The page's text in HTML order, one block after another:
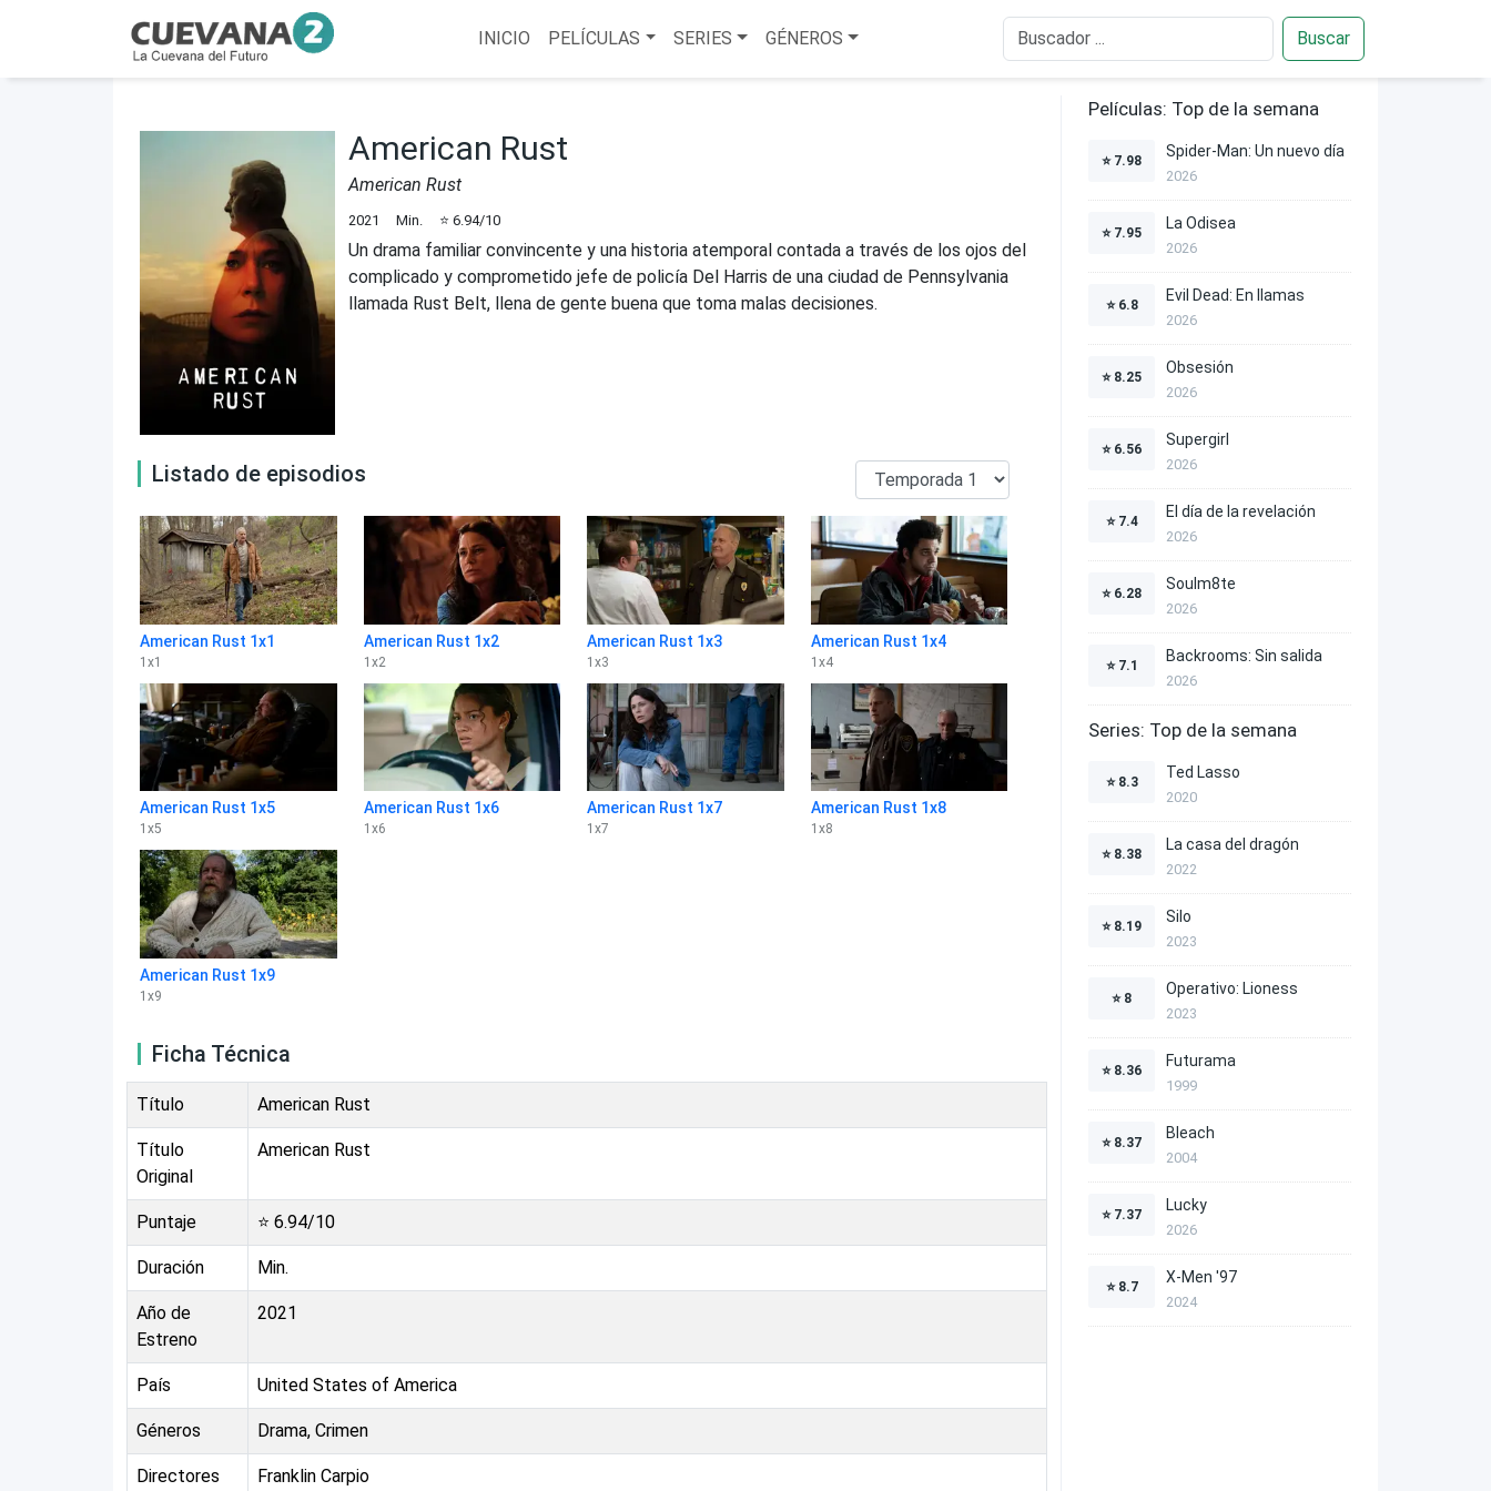
INICIO PELÍCULAS SERIES GÉNEROS Buscar
American Rust
American Rust
2021 Min. ⭐ 6.94/10
Un drama familiar convincente y una historia atemporal contada a través de los ojos del
complicado y comprometido jefe de policía Del Harris de una ciudad de Pennsylvania
llamada Rust Belt, llena de gente buena que toma malas decisiones.
Listado de episodios
American Rust 1x1
1 x1
American Rust 1x2
1 x2
American Rust 1x3
1 x3
American Rust 1x4
1 x4
American Rust 1x5
1 x5
American Rust 1x6
1 x6
American Rust 1x7
1 x7
American Rust 1x8
1 x8
American Rust 1x9
1 x9
Ficha Técnica
Título American Rust
Título
Original
American Rust
Puntaje ⭐ 6.94/10
Duración Min.
Año de
Estreno
2021
País United States of America
Géneros Drama, Crimen
Directores Franklin Carpio
Películas: Top de la semana
⭐ 7.98
Spider-Man: Un nuevo día
2026
⭐ 7.95
La Odisea
2026
⭐ 6.8
Evil Dead: En llamas
2026
⭐ 8.25
Obsesión
2026
⭐ 6.56
Supergirl
2026
⭐ 7.4
El día de la revelación
2026
⭐ 6.28
Soulm8te
2026
⭐ 7.1
Backrooms: Sin salida
2026
Series: Top de la semana
⭐ 8.3
Ted Lasso
2020
⭐ 8.38
La casa del dragón
2022
⭐ 8.19
Silo
2023
⭐ 8
Operativo: Lioness
2023
⭐ 8.36
Futurama
1999
⭐ 8.37
Bleach
2004
⭐ 7.37
Lucky
2026
⭐ 8.7
X-Men '97
2024